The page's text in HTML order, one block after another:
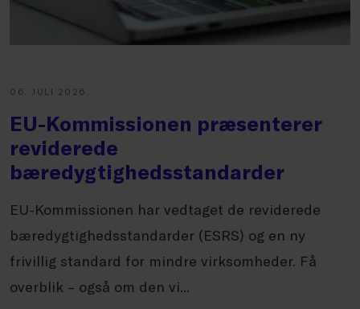
06. JULI 2026
EU-Kommissionen præsenterer
reviderede
bæredygtighedsstandarder
EU-Kommissionen har vedtaget de reviderede
bæredygtighedsstandarder (ESRS) og en ny
frivillig standard for mindre virksomheder. Få
overblik – også om den vi...